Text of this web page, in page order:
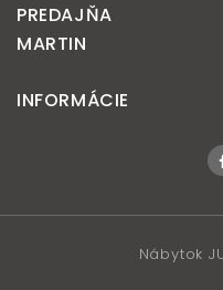
PREDAJŇA
MARTIN
INFORMÁCIE
Nábytok